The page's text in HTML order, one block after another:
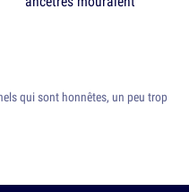
qui sont honnêtes, un peu trop